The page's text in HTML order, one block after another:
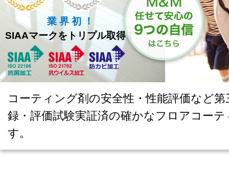
業 界 初 ！
SIAAマークをトリプル取得！
コーティング剤の安全性・性能評価など
録・評価試験実証済の確かなフロアコー
す。